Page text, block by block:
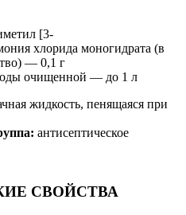
[3-
хлорида моногидрата (в
— 0,1 г
очищенной — до 1 л
жидкость, пенящаяся при
антисептическое
СВОЙСТВА